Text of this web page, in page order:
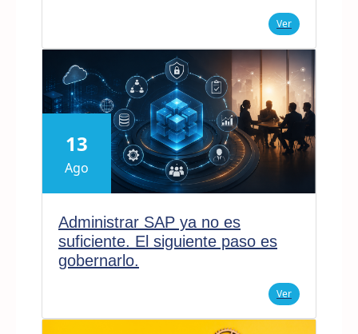
Ver
13
Ago
Administrar SAP ya no es
suficiente. El siguiente paso es
gobernarlo.
Ver